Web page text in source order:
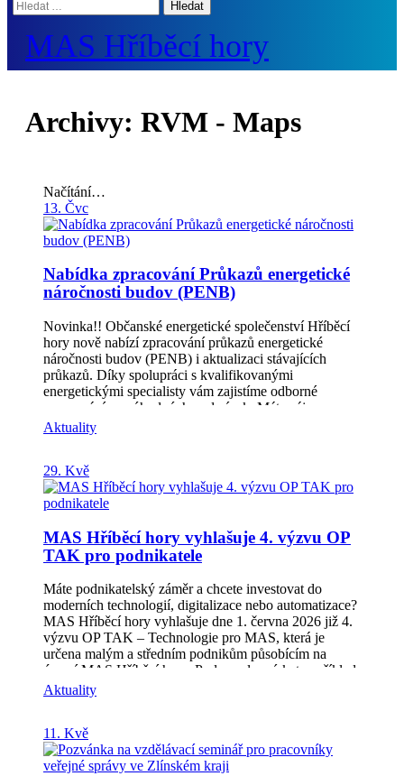
MAS Hříběcí hory
Archivy: RVM - Maps
Načítání…
13. Čvc
Nabídka zpracování Průkazů energetické
náročnosti budov (PENB)
Novinka!! Občanské energetické společenství Hříběcí
hory nově nabízí zpracování průkazů energetické
náročnosti budov (PENB) i aktualizaci stávajících
průkazů. Díky spolupráci s kvalifikovanými
energetickými specialisty vám zajistíme odborné
zpracování za výhodných podmínek. Máte zájem o
vypracování nebo aktualizaci PENB? Napište nám a
rádi vám připravíme individuální cenovou nabídku
– rádi vám poradíme. Více info na:
marcela.kubickova@hribecihory.cz nebo
info@oeshribecihory.cz
Aktuality
29. Kvě
MAS Hříběcí hory vyhlašuje 4. výzvu OP
TAK pro podnikatele
Máte podnikatelský záměr a chcete investovat do
moderních technologií, digitalizace nebo automatizace?
MAS Hříběcí hory vyhlašuje dne 1. června 2026 již 4.
výzvu OP TAK – Technologie pro MAS, která je
určena malým a středním podnikům působícím na
území MAS Hříběcí hory. Podporu lze získat například
na pořízení nových výrobních strojů a technologických
zařízení, digitalizaci procesů, automatizaci výroby,
nebo vybavení automatizovaných a modulárních
prodejen. Míra podpory činí až 50 % způsobilých
výdajů. Příjem projektových záměrů bude probíhat od
Aktuality
11. Kvě